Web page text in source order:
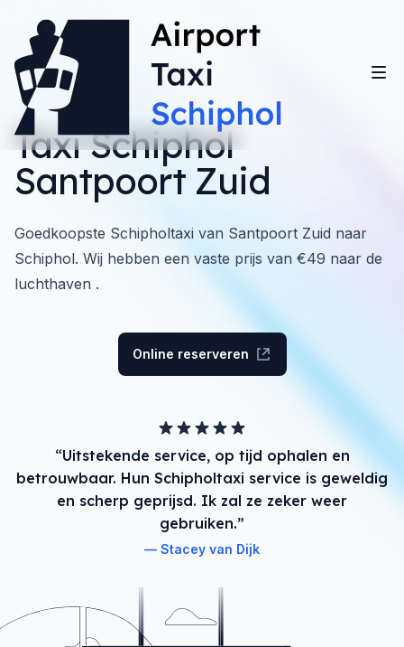
Taxi Schiphol
Santpoort Zuid
Goedkoopste Schipholtaxi van Santpoort Zuid naar
Schiphol. Wij hebben een vaste prijs van €49 naar de
luchthaven .
Online reserveren
“Uitstekende service, op tijd ophalen en
betrouwbaar. Hun Schipholtaxi service is geweldig
en scherp geprijsd. Ik zal ze zeker weer
gebruiken.”
Stacey van Dijk